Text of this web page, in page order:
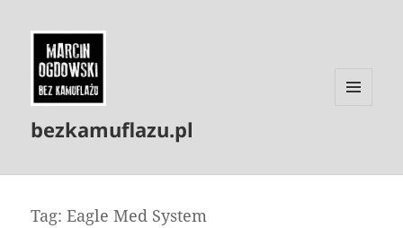
bezkamuflazu.pl
Tag:Eagle Med System